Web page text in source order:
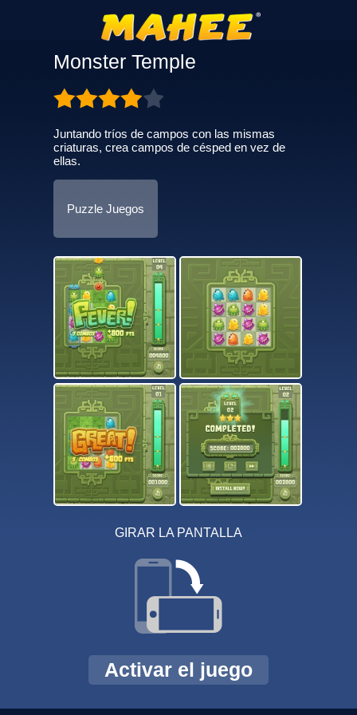
Monster Temple
Juntando tríos de campos con las mismas
criaturas, crea campos de césped en vez de
ellas.
Puzzle Juegos
GIRAR LA PANTALLA
Activar el juego